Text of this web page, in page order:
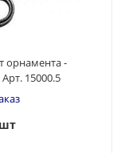
орнамента -
15000.5